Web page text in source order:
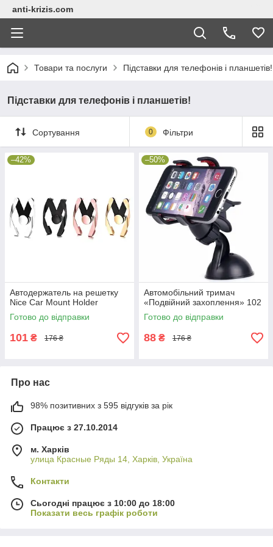
anti-krizis.com
Товари та послуги Підставки для телефонів і планшетів!
Підставки для телефонів і планшетів!
Сортування 0 Фільтри
–42%
Автодержатель на решетку
Nice Car Mount Holder
Готово до відправки
101 ₴ 176 ₴
–50%
Автомобільний тримач
«Подвійний захоплення» 102
Готово до відправки
88 ₴ 176 ₴
Про нас
98% позитивних з 595 відгуків за рік
Працює з 27.10.2014
м. Харків
улица Красные Ряды 14, Харків, Україна
Контакти
Сьогодні працює з 10:00 до 18:00
Показати весь графік роботи